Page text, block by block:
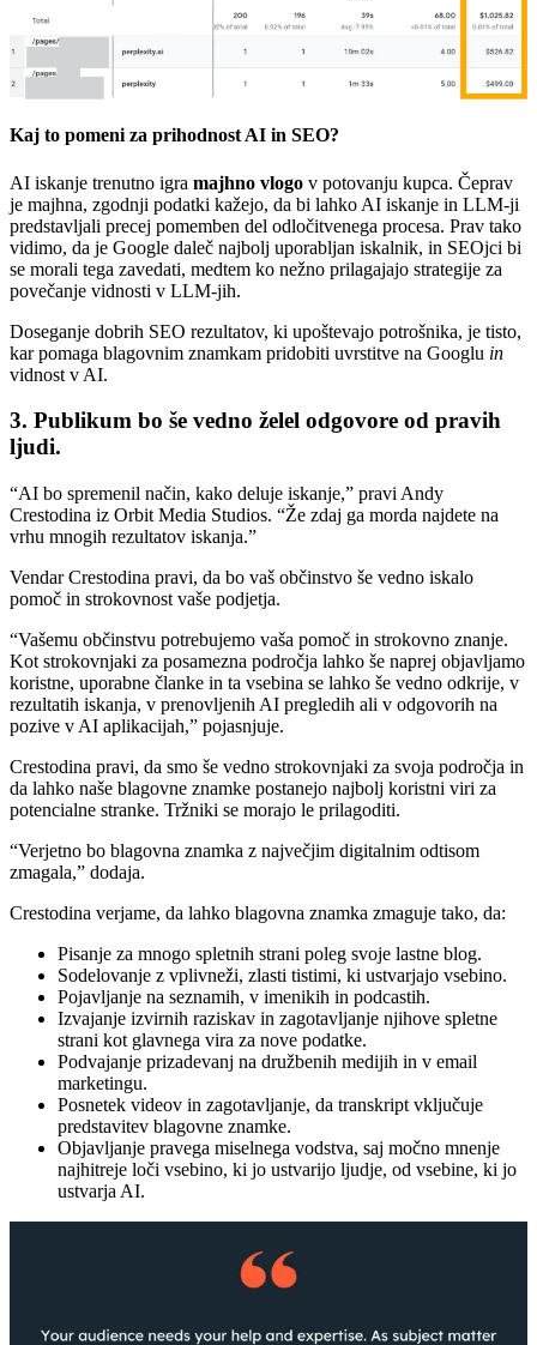
Kaj to pomeni za prihodnost AI in SEO?
AI iskanje trenutno igra majhno vlogo v potovanju kupca. Čeprav
je majhna, zgodnji podatki kažejo, da bi lahko AI iskanje in LLM-ji
predstavljali precej pomemben del odločitvenega procesa. Prav tako
vidimo, da je Google daleč najbolj uporabljan iskalnik, in SEOjci bi
se morali tega zavedati, medtem ko nežno prilagajajo strategije za
povečanje vidnosti v LLM-jih.
Doseganje dobrih SEO rezultatov, ki upoštevajo potrošnika, je tisto,
kar pomaga blagovnim znamkam pridobiti uvrstitve na Googlu in
vidnost v AI.
3. Publikum bo še vedno želel odgovore od pravih
ljudi.
“AI bo spremenil način, kako deluje iskanje,” pravi Andy
Crestodina iz Orbit Media Studios. “Že zdaj ga morda najdete na
vrhu mnogih rezultatov iskanja.”
Vendar Crestodina pravi, da bo vaš občinstvo še vedno iskalo
pomoč in strokovnost vaše podjetja.
“Vašemu občinstvu potrebujemo vaša pomoč in strokovno znanje.
Kot strokovnjaki za posamezna področja lahko še naprej objavljamo
koristne, uporabne članke in ta vsebina se lahko še vedno odkrije, v
rezultatih iskanja, v prenovljenih AI pregledih ali v odgovorih na
pozive v AI aplikacijah,” pojasnjuje.
Crestodina pravi, da smo še vedno strokovnjaki za svoja področja in
da lahko naše blagovne znamke postanejo najbolj koristni viri za
potencialne stranke. Tržniki se morajo le prilagoditi.
“Verjetno bo blagovna znamka z največjim digitalnim odtisom
zmagala,” dodaja.
Crestodina verjame, da lahko blagovna znamka zmaguje tako, da:
Pisanje za mnogo spletnih strani poleg svoje lastne blog.
Sodelovanje z vplivneži, zlasti tistimi, ki ustvarjajo vsebino.
Pojavljanje na seznamih, v imenikih in podcastih.
Izvajanje izvirnih raziskav in zagotavljanje njihove spletne
strani kot glavnega vira za nove podatke.
Podvajanje prizadevanj na družbenih medijih in v email
marketingu.
Posnetek videov in zagotavljanje, da transkript vključuje
predstavitev blagovne znamke.
Objavljanje pravega miselnega vodstva, saj močno mnenje
najhitreje loči vsebino, ki jo ustvarijo ljudje, od vsebine, ki jo
ustvarja AI.